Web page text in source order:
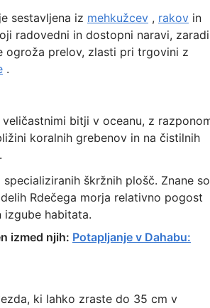
sestavljena iz mehkužcev, rakovin
radovedni in dostopni naravi, zaradi
ogroža prelov, zlasti pri trgovini z
.
bitji v oceanu, z
koralnih grebenov in na čistilnih
škržnih plošč. Znane so
Rdečega morja relativno pogost
habitata.
izmed njih: Potapljanje v Dahabu:
ki lahko zraste do 35 cm v